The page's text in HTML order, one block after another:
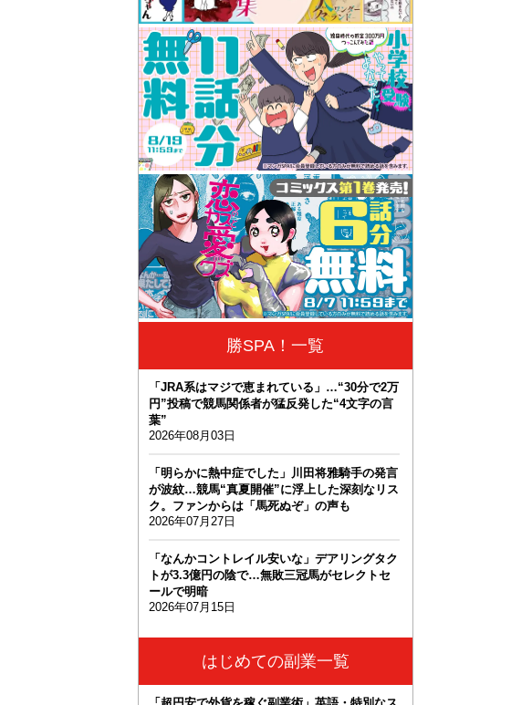
勝SPA！一覧
「JRA系はマジで恵まれている」…“30分で2万
円”投稿で競馬関係者が猛反発した“4文字の言
葉”
2026年08月03日
「明らかに熱中症でした」川田将雅騎手の発言
が波紋…競馬“真夏開催”に浮上した深刻なリス
ク。ファンからは「馬死ぬぞ」の声も
2026年07月27日
「なんかコントレイル安いな」デアリングタク
トが3.3億円の陰で…無敗三冠馬がセレクトセ
ールで明暗
2026年07月15日
はじめての副業一覧